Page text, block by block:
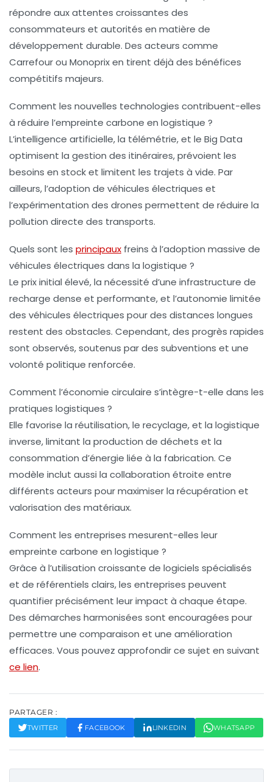
répondre aux attentes croissantes des
consommateurs et autorités en matière de
développement durable. Des acteurs comme
Carrefourou Monoprixen tirent déjà des bénéfices
compétitifs majeurs.
Comment les nouvelles technologies contribuent-elles
à réduire l’empreinte carbone en logistique ?
L’intelligence artificielle, la télémétrie, et le Big Data
optimisent la gestion des itinéraires, prévoient les
besoins en stock et limitent les trajets à vide. Par
ailleurs, l’adoption de véhicules électriques et
l’expérimentation des drones permettent de réduire la
pollution directe des transports.
Quels sont les principaux freins à l’adoption massive de
véhicules électriques dans la logistique ?
Le prix initial élevé, la nécessité d’une infrastructure de
recharge dense et performante, et l’autonomie limitée
des véhicules électriques pour des distances longues
restent des obstacles. Cependant, des progrès rapides
sont observés, soutenus par des subventions et une
volonté politique renforcée.
Comment l’économie circulaire s’intègre-t-elle dans les
pratiques logistiques ?
Elle favorise la réutilisation, le recyclage, et la logistique
inverse, limitant la production de déchets et la
consommation d’énergie liée à la fabrication. Ce
modèle inclut aussi la collaboration étroite entre
différents acteurs pour maximiser la récupération et
valorisation des matériaux.
Comment les entreprises mesurent-elles leur
empreinte carbone en logistique ?
Grâce à l’utilisation croissante de logiciels spécialisés
et de référentiels clairs, les entreprises peuvent
quantifier précisément leur impact à chaque étape.
Des démarches harmonisées sont encouragées pour
permettre une comparaison et une amélioration
efficaces. Vous pouvez approfondir ce sujet en suivant
ce lien.
PARTAGER :
TWITTER FACEBOOK LINKEDIN WHATSAPP